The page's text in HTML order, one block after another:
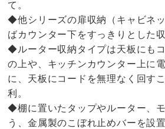
て。
◆他シリーズの扉収納（キャビネ
ばカウンター下をすっきりとした
◆ルーター収納タイプは天板にも
の上や、キッチンカウンター上に
に、天板にコードを無理なく回す
利。
◆棚に置いたタップやルーター、
う、金属製のこぼれ止めバーを設置